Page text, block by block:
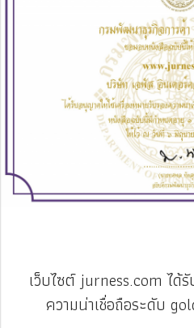
เว็บไซต์ jurness.com ได้
ความน่าเชื่อถือระดับ